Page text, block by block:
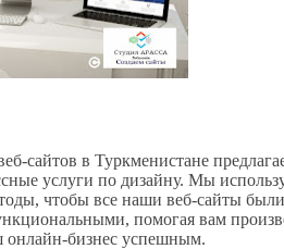
сайтов в Туркменистане
услуги по дизайну. Мы
чтобы все наши веб-сайты были
помогая вам
онлайн-бизнес успешным.